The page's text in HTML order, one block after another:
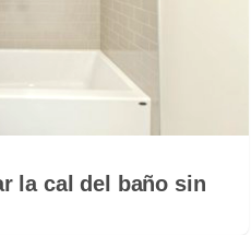
la cal del baño sin